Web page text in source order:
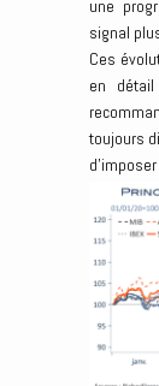
une
signal
Ces
en
toujours